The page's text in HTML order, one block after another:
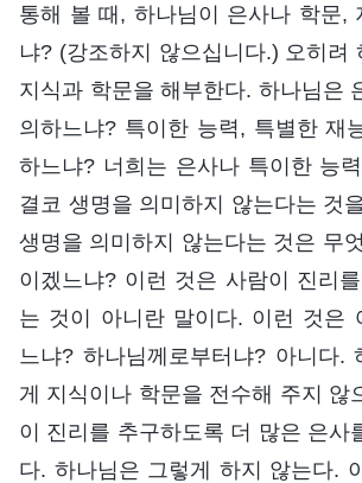
통해 볼 때, 하나님이 은사나 학문,
냐? (강조하지 않으십니다.) 오히려
지식과 학문을 해부한다. 하나님은
의하느냐? 특이한 능력, 특별한 재
하느냐? 너희는 은사나 특이한 능
결코 생명을 의미하지 않는다는 것
생명을 의미하지 않는다는 것은 무
이겠느냐? 이런 것은 사람이 진리
는 것이 아니란 말이다. 이런 것은
느냐? 하나님께로부터냐? 아니다.
게 지식이나 학문을 전수해 주지 않
이 진리를 추구하도록 더 많은 은사
다. 하나님은 그렇게 하지 않는다.